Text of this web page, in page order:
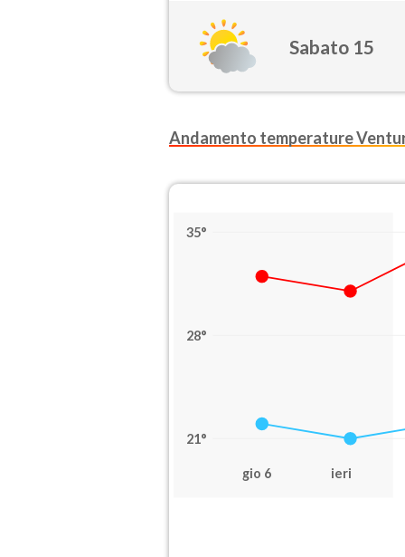
Sabato 15
Andamento temperature
35°
28°
21°
gio 6 ieri